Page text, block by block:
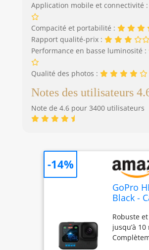
Application mobile et connectivité :
Compacité et portabilité :
Rapport qualité-prix :
Performance en basse luminosité :
Qualité des photos :
Notes des utilisateurs
Note de 4.6 pour 3400 utilisateurs
GoPro
Black -
étanche
vidéo
5.3K60,
Robuste
jusqu’à 10
-14%